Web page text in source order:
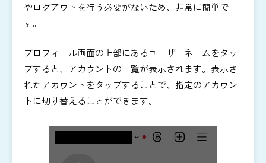
やログアウトを行う必要がないため、非常に簡単で
す。
プロフィール画面の上部にあるユーザーネームをタッ
プすると、アカウントの一覧が表示されます。 表示さ
れたアカウントをタップすることで、指定のアカウン
トに切り替えることができます。